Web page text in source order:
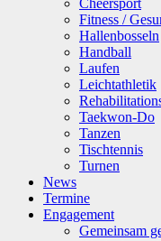
Cheersport
Fitness /
Hallenbosseln
Handball
Laufen
Leichtathletik
Taekwon-Do
Tanzen
Tischtennis
Turnen
News
Termine
Engagement
Gemeinsam